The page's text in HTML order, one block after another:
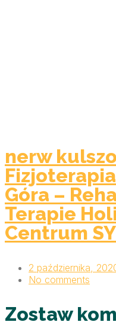
nerw
Góra –
Terapie
Centrum
2 października,
No comments
Zostaw